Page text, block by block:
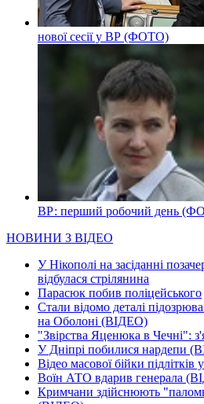
нової сесії у ВР (ФОТО)
ВР: перший робочий день
НОВИНИ З ВІДЕО
У Нікополі на засіданні
відбулася стрілянина
Парасюк побив поліцейського
Стали відомо деталі
на Оболоні (ВІДЕО)
"Звірства Яценюка в Чечні":
У Дніпрі побилися нардепи
Відео масової бійки підлітків
Воїн АТО вдарив генерала
Кримчани здійснюють